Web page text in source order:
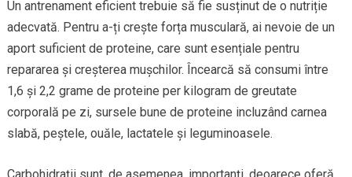
Un antrenament eficient trebuie să fie susținut de o nutriție
adecvată. Pentru a-ți crește forța musculară, ai nevoie de un
aport suficient de proteine, care sunt esențiale pentru
repararea și creșterea mușchilor. Încearcă să consumi între
1,6 și 2,2 grame de proteine per kilogram de greutate
corporală pe zi, sursele bune de proteine incluzând carnea
slabă, peștele, ouăle, lactatele și leguminoasele.